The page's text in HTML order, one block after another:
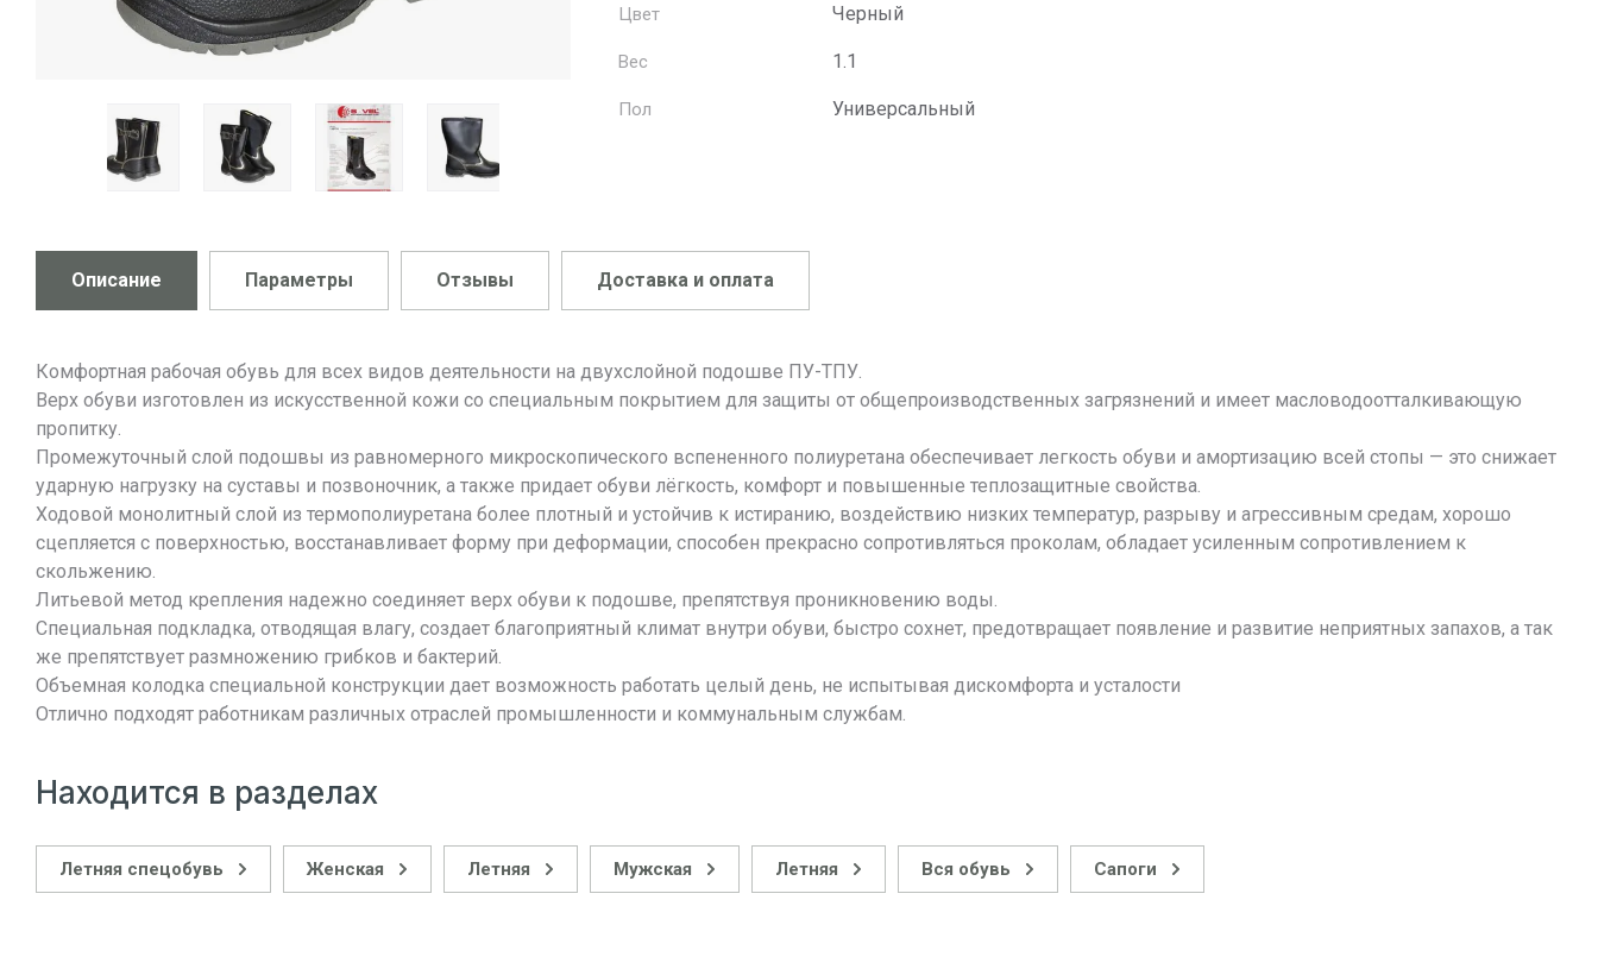
Цвет Черный
Вес 1.1
Пол Универсальный
Описание Параметры Отзывы Доставка и оплата
Комфортная рабочая обувь для всех видов деятельности на двухслойной подошве ПУ-ТПУ.
Верх обуви изготовлен из искусственной кожи со специальным покрытием для защиты от общепроизводственных загрязнений и имеет масловодоотталкивающую
пропитку.
Промежуточный слой подошвы из равномерного микроскопического вспененного полиуретана обеспечивает легкость обуви и амортизацию всей стопы — это снижает
ударную нагрузку на суставы и позвоночник, а также придает обуви лёгкость, комфорт и повышенные теплозащитные свойства.
Ходовой монолитный слой из термополиуретана более плотный и устойчив к истиранию, воздействию низких температур, разрыву и агрессивным средам, хорошо
сцепляется с поверхностью, восстанавливает форму при деформации, способен прекрасно сопротивляться проколам, обладает усиленным сопротивлением к
скольжению.
Литьевой метод крепления надежно соединяет верх обуви к подошве, препятствуя проникновению воды.
Специальная подкладка, отводящая влагу, создает благоприятный климат внутри обуви, быстро сохнет, предотвращает появление и развитие неприятных запахов, а так
же препятствует размножению грибков и бактерий.
Объемная колодка специальной конструкции дает возможность работать целый день, не испытывая дискомфорта и усталости
Отлично подходят работникам различных отраслей промышленности и коммунальным службам.
Находится в разделах
Летняя спецобувь Женская Летняя Мужская Летняя Вся обувь Сапоги